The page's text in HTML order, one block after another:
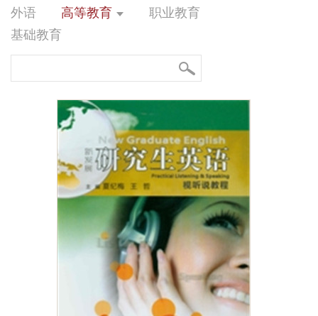
外语 高等教育
职业教育
基础教育